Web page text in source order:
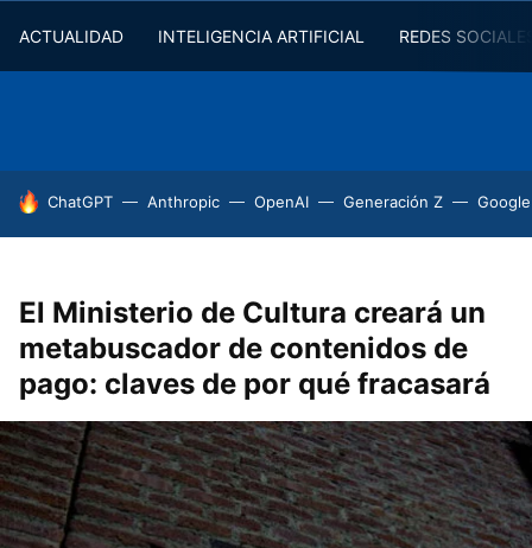
ACTUALIDAD INTELIGENCIA ARTIFICIAL REDES
HOY SE HABLA DE
ChatGPT Anthropic OpenAI Generación Z
El Ministerio de Cultura creará un
metabuscador de contenidos de
pago: claves de por qué fracasará